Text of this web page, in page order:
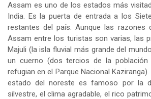
Assam es uno de los estados más
India. Es la puerta de entrada a los
restantes del país. Aunque las razones
Assam entre los turistas son varias, las
Majuli (la isla fluvial más grande del
un cuerno (dos tercios de la
refugian en el Parque Nacional
estado del noreste es famoso por la
silvestre, el clima agradable, el rico